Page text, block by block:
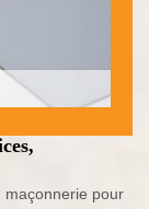
maçonnerie pour